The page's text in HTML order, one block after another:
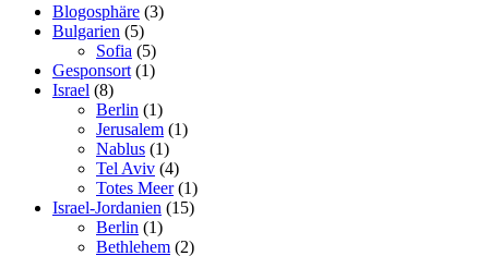
Blogosphäre (3)
Bulgarien (5)
Sofia (5)
Gesponsort (1)
Israel (8)
Berlin (1)
Jerusalem (1)
Nablus (1)
Tel Aviv (4)
Totes Meer(1)
Israel-Jordanien (15)
Berlin (1)
Bethlehem (2)